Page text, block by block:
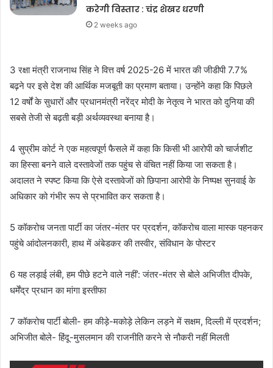
करेगी विस्तार : चंद्र शेखर धरणी
2 weeks ago
3 रक्षा मंत्री राजनाथ सिंह ने वित्त वर्ष 2025-26 में भारत की जीडीपी 7.7%
बढ़ने पर इसे देश की आर्थिक मजबूती का प्रमाण बताया। उन्होंने कहा कि पिछले
12 वर्षों के सुधारों और प्रधानमंत्री नरेंद्र मोदी के नेतृत्व ने भारत को दुनिया की
सबसे तेजी से बढ़ती बड़ी अर्थव्यवस्था बनाया है।
4 सुप्रीम कोर्ट ने एक महत्वपूर्ण फैसले में कहा कि किसी भी आरोपी को चार्जशीट
का हिस्सा बनने वाले दस्तावेजों तक पहुंच से वंचित नहीं किया जा सकता है।
अदालत ने स्पष्ट किया कि ऐसे दस्तावेजों को छिपाना आरोपी के निष्पक्ष सुनवाई के
अधिकार को गंभीर रूप से प्रभावित कर सकता है।
5 कॉकरोच जनता पार्टी का जंतर-मंतर पर प्रदर्शन, कॉकरोच वाला मास्क पहनकर
पहुंचे आंदोलनकारी, हाथ में अंबेडकर की तस्वीर, संविधान के पोस्टर
6 यह लड़ाई लंबी, हम पीछे हटने वाले नहीं’: जंतर-मंतर से बोले अभिजीत दीपके,
धर्मेंद्र प्रधान का मांगा इस्तीफा
7 कॉकरोच पार्टी बोली- हम कीड़े-मकोड़े लेकिन लड़ने में सक्षम, दिल्ली में प्रदर्शन;
अभिजीत बोले- हिंदू-मुसलमान की राजनीति करने से नौकरी नहीं मिलती